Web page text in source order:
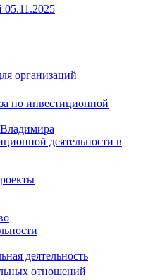
организаций
по инвестиционной
деятельности в
деятельность
отношений